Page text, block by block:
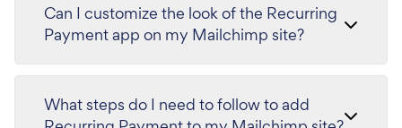
Can I customize the look of the Recurring
Payment app on my Mailchimp site?
What steps do I need to follow to add